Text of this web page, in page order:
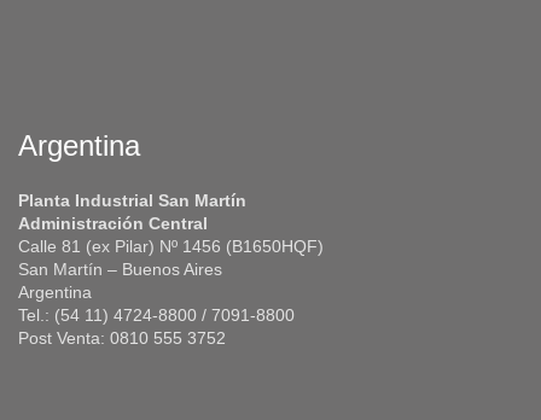
Argentina
Planta Industrial San Martín
Administración Central
Calle 81 (ex Pilar) Nº 1456 (B1650HQF)
San Martín – Buenos Aires
Argentina
Tel.: (54 11) 4724-8800 / 7091-8800
Post Venta: 0810 555 3752